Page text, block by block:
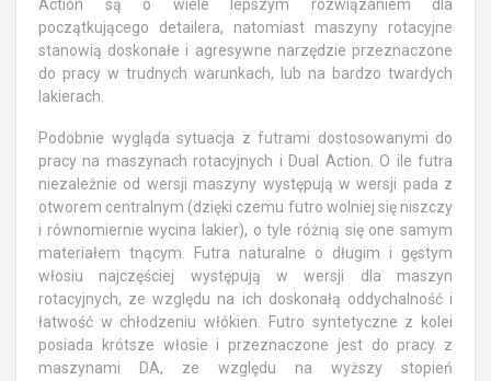
Action są o wiele lepszym rozwiązaniem dla
początkującego detailera, natomiast maszyny rotacyjne
stanowią doskonałe i agresywne narzędzie przeznaczone
do pracy w trudnych warunkach, lub na bardzo twardych
lakierach.
Podobnie wygląda sytuacja z futrami dostosowanymi do
pracy na maszynach rotacyjnych i Dual Action. O ile futra
niezależnie od wersji maszyny występują w wersji pada z
otworem centralnym (dzięki czemu futro wolniej się niszczy
i równomiernie wycina lakier), o tyle różnią się one samym
materiałem tnącym. Futra naturalne o długim i gęstym
włosiu najczęściej występują w wersji dla maszyn
rotacyjnych, ze względu na ich doskonałą oddychalność i
łatwość w chłodzeniu włókien. Futro syntetyczne z kolei
posiada krótsze włosie i przeznaczone jest do pracy z
maszynami DA, ze względu na wyższy stopień